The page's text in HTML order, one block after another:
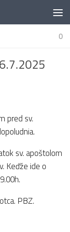
0
pred sv.
sv. apoštolom
Keďže ide o
PBZ.